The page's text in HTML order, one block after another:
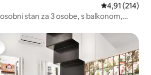
Prosječna
4,91 (214)
stan za 3 osobe, s balkonom,
s oznakom „Odabrali gosti”